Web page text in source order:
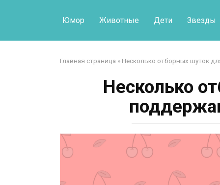
Юмор Животные Дети Звезды
Главная страница » Несколько отборных шуток
Несколько